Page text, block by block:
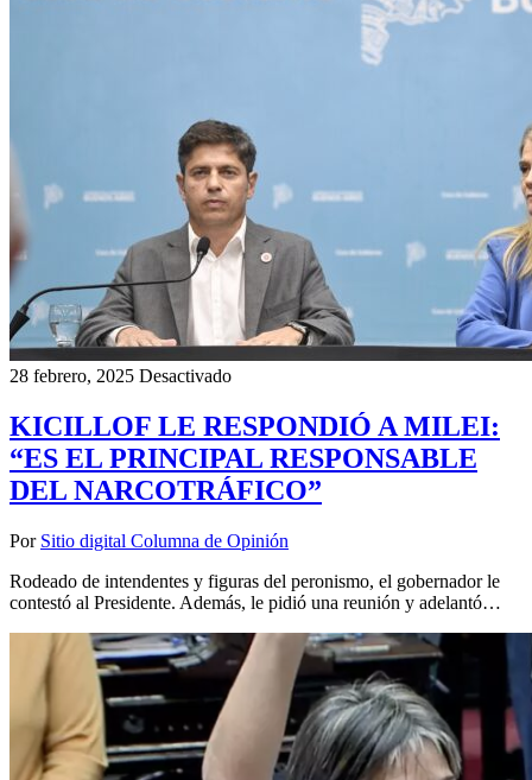
28 febrero, 2025 Desactivado
KICILLOF LE RESPONDIÓ A MILEI:
“ES EL PRINCIPAL RESPONSABLE
DEL NARCOTRÁFICO”
Por Sitio digital Columna de Opinión
Rodeado de intendentes y figuras del peronismo, el gobernador le
contestó al Presidente. Además, le pidió una reunión y adelantó…